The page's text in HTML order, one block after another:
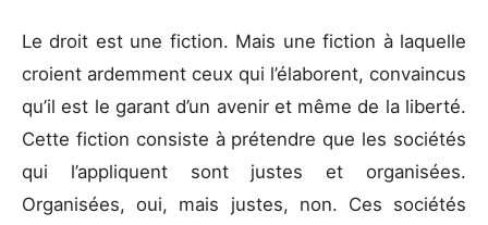
Le droit est une fiction. Mais une fiction à laquelle
croient ardemment ceux qui l’élaborent, convaincus
qu’il est le garant d’un avenir et même de la liberté.
Cette fiction consiste à prétendre que les sociétés
qui l’appliquent sont justes et organisées.
Organisées, oui, mais justes, non. Ces sociétés